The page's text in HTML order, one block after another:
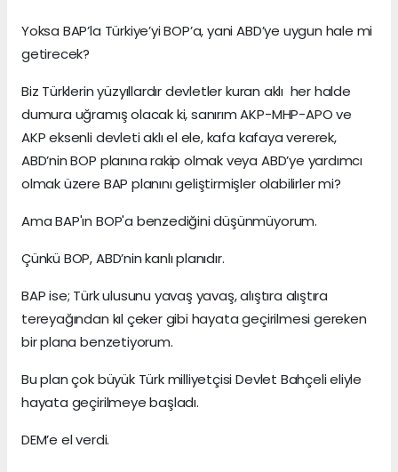
Yoksa BAP’la Türkiye’yi BOP’a, yani ABD’ye uygun hale mi
getirecek?
Biz Türklerin yüzyıllardır devletler kuran aklı her halde
dumura uğramış olacak ki, sanırım AKP-MHP-APO ve
AKP eksenli devleti aklı el ele, kafa kafaya vererek,
ABD’nin BOP planına rakip olmak veya ABD’ye yardımcı
olmak üzere BAP planını geliştirmişler olabilirler mi?
Ama BAP'ın BOP'a benzediğini düşünmüyorum.
Çünkü BOP, ABD’nin kanlı planıdır.
BAP ise; Türk ulusunu yavaş yavaş, alıştıra alıştıra
tereyağından kıl çeker gibi hayata geçirilmesi gereken
bir plana benzetiyorum.
Bu plan çok büyük Türk milliyetçisi Devlet Bahçeli eliyle
hayata geçirilmeye başladı.
DEM’e el verdi.